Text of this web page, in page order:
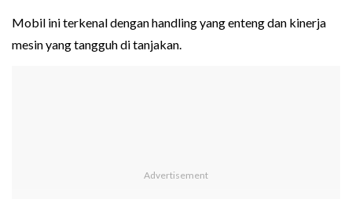
Mobil ini terkenal dengan handling yang enteng dan kinerja
mesin yang tangguh di tanjakan.